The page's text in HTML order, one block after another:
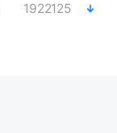
1922125